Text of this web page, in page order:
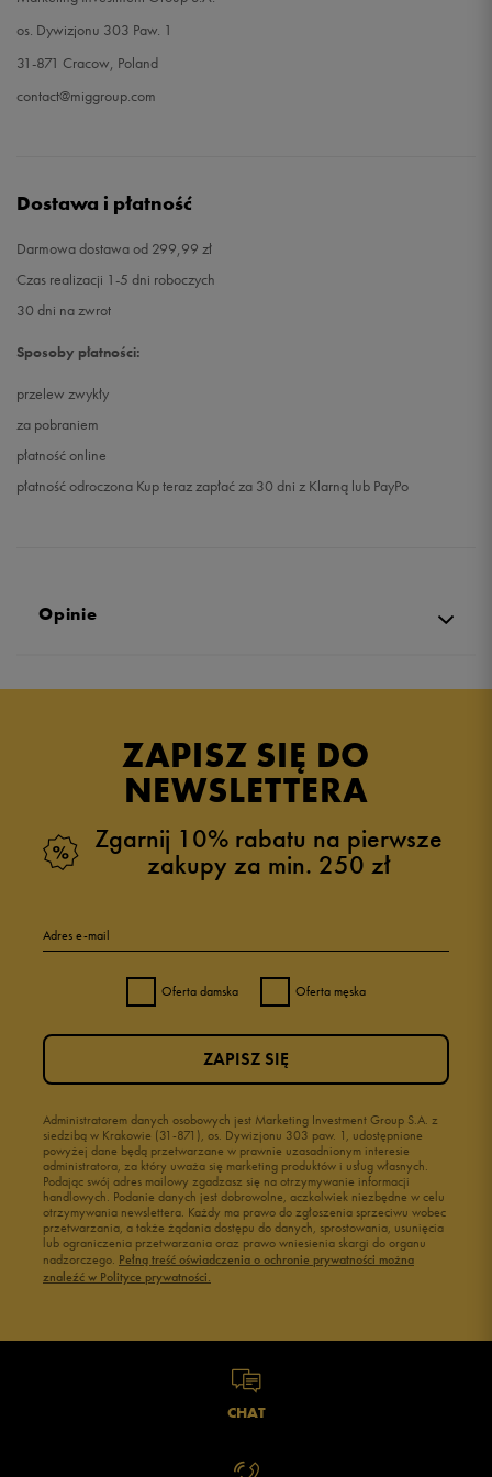
os. Dywizjonu 303 Paw. 1
31-871 Cracow, Poland
contact@miggroup.com
Dostawa i płatność
Darmowa dostawa od 299,99 zł
Czas realizacji 1-5 dni roboczych
30 dni na zwrot
Sposoby płatności:
przelew zwykły
za pobraniem
płatność online
płatność odroczona Kup teraz zapłać za 30 dni z Klarną lub PayPo
Opinie
ZAPISZ SIĘ DO
NEWSLETTERA
Zgarnij 10% rabatu na pierwsze
zakupy za min. 250 zł
Adres e-mail
Oferta damska Oferta męska
Administratorem danych osobowych jest Marketing Investment Group S.A. z
siedzibą w Krakowie (31-871), os. Dywizjonu 303 paw. 1, udostępnione
powyżej dane będą przetwarzane w prawnie uzasadnionym interesie
administratora, za który uważa się marketing produktów i usług własnych.
Podając swój adres mailowy zgadzasz się na otrzymywanie informacji
handlowych. Podanie danych jest dobrowolne, aczkolwiek niezbędne w celu
otrzymywania newslettera. Każdy ma prawo do zgłoszenia sprzeciwu wobec
przetwarzania, a także żądania dostępu do danych, sprostowania, usunięcia
lub ograniczenia przetwarzania oraz prawo wniesienia skargi do organu
nadzorczego. Pełną treść oświadczenia o ochronie prywatności można
znaleźć w Polityce prywatności.
ZAPISZ SIĘ
CHAT